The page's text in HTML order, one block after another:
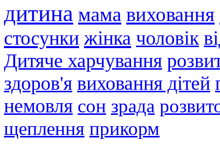
дитина мама виховання
стосунки жінка чоловік
Дитяче харчування
здоров'я виховання дітей
немовля сон зрада
щеплення прикорм